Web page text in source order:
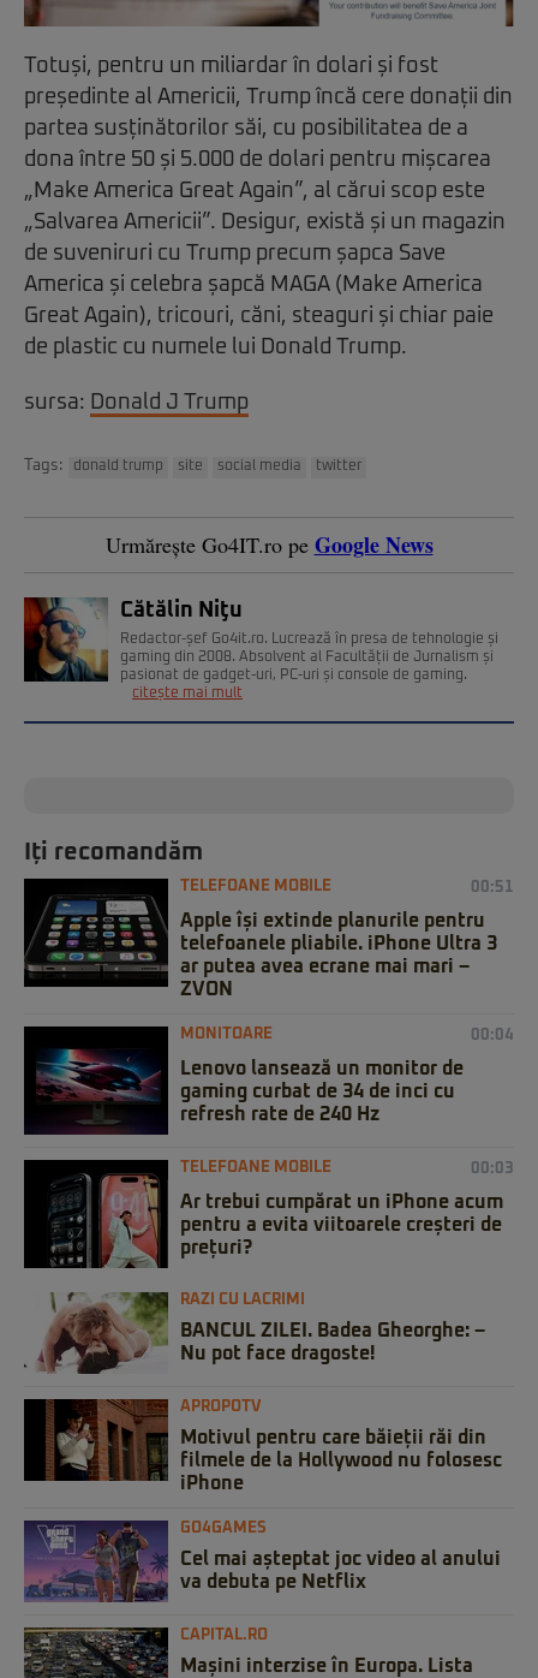
Totuși, pentru un miliardar în dolari și fost
președinte al Americii, Trump încă cere donații din
partea susținătorilor săi, cu posibilitatea de a
dona între 50 și 5.000 de dolari pentru mișcarea
„Make America Great Again”, al cărui scop este
„Salvarea Americii”. Desigur, există și un magazin
de suveniruri cu Trump precum șapca Save
America și celebra șapcă MAGA (Make America
Great Again), tricouri, căni, steaguri și chiar paie
de plastic cu numele lui Donald Trump.
sursa: Donald J Trump
Tags: donald trump site social media twitter
Urmărește Go4IT.ro pe Google News
Cătălin Niţu
Redactor-șef Go4it.ro. Lucrează în presa de tehnologie și
gaming din 2008. Absolvent al Facultății de Jurnalism și
pasionat de gadget-uri, PC-uri și console de gaming.
citește mai mult
Iți recomandăm
TELEFOANE MOBILE 00:51
Apple își extinde planurile pentru
telefoanele pliabile. iPhone Ultra 3
ar putea avea ecrane mai mari –
ZVON
MONITOARE 00:04
Lenovo lansează un monitor de
gaming curbat de 34 de inci cu
refresh rate de 240 Hz
TELEFOANE MOBILE 00:03
Ar trebui cumpărat un iPhone acum
pentru a evita viitoarele creșteri de
prețuri?
RAZI CU LACRIMI
BANCUL ZILEI. Badea Gheorghe: –
Nu pot face dragoste!
APROPOTV
Motivul pentru care băieții răi din
filmele de la Hollywood nu folosesc
iPhone
GO4GAMES
Cel mai așteptat joc video al anului
va debuta pe Netflix
CAPITAL.RO
Mașini interzise în Europa. Lista